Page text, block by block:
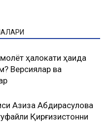
ҳалокати ҳақида
Версиялар ва
Азиза Абдирасулова
Қирғизистонни